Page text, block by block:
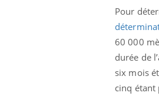
Pour
60 000
durée de
six mois
cinq
Eczéma
préparer pour l’été !